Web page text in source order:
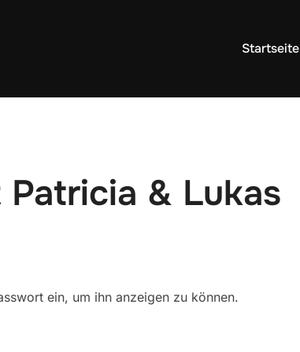
Startseite
& Lukas
ein, um ihn anzeigen zu können.